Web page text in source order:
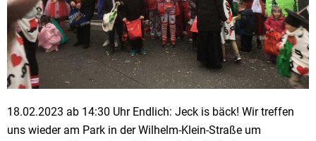
18.02.2023 ab 14:30 Uhr Endlich: Jeck is bäck! Wir treffen
uns wieder am Park in der Wilhelm-Klein-Straße um